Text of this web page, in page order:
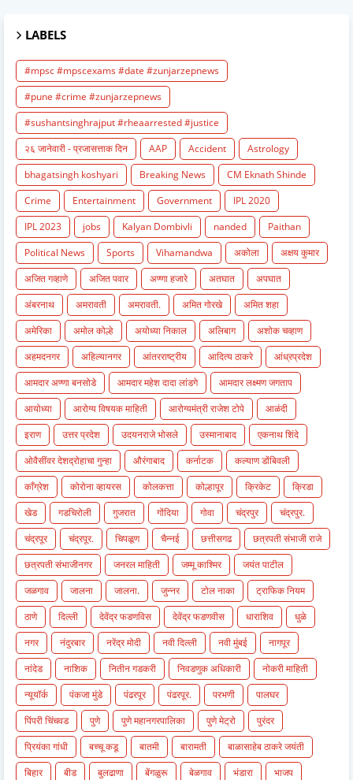
LABELS
#mpsc #mpscexams #date #zunjarzepnews
#pune #crime #zunjarzepnews
#sushantsinghrajput #rheaarrested #justice
२६ जानेवारी - प्रजासत्ताक दिन
AAP Accident
Astrology
bhagatsingh koshyari
Breaking News
CM Eknath Shinde
Crime
Entertainment Government
IPL 2020
IPL 2023
jobs Kalyan Dombivli nanded
Paithan
Political News
Sports Vihamandwa अकोला
अक्षय कुमार
अजित गव्हाणे
अजित पवार अण्णा हजारे अतघात
अपघात
अंबरनाथ
अमरावती अमरावती. अमित गोरखे
अमित शहा
अमेरिका
अमोल कोल्हे अयोध्या निकाल अलिबाग
अशोक चव्हाण
अहमदनगर
अहिल्यानगर आंतरराष्ट्रीय आदित्य ठाकरे
आंध्रप्रदेश
आमदार अण्णा बनसोडे
आमदार महेश दादा लांडगे
आमदार लक्ष्मण जगताप
आयोध्या
आरोग्य विषयक माहिती आरोग्यमंत्री राजेश टोपे
आळंदी
इराण
उत्तर प्रदेश उदयनराजे भोसले उस्मानाबाद
एकनाथ शिंदे
ओवैसींवर देशद्रोहाचा गुन्हा
औरंगाबाद कर्नाटक
कल्याण डोंबिवली
काँग्रेश
कोरोना व्हायरस कोलकत्ता कोल्हापूर क्रिकेट
क्रिडा
खेड
गडचिरोली गुजरात गोंदिया गोवा चंद्रपुर
चंद्रपुर.
चंद्रपूर
चंद्रपूर. चिपळूण चैन्नई छत्तीसगढ
छत्रपती संभाजी राजे
छत्रपती संभाजीनगर
जनरल माहिती जम्मू काश्मिर
जयंत पाटील
जळगाव
जालना जालना. जुन्नर टोल नाका
ट्राफिक नियम
ठाणे
दिल्ली देवेंद्र फडणविस देवेंद्र फडणवीस धाराशिव
धुळे
नगर
नंदुरबार नरेंद्र मोदी नवी दिल्ली नवी मुंबई
नागपूर
नांदेड
नाशिक नितीन गडकरी निवडणुक अधिकारी
नोकरी माहिती
न्यूयॉर्क
पंकजा मुंडे पंढरपूर पंढरपूर. परभणी
पालघर
पिंपरी चिंचवड
पुणे पुणे महानगरपालिका पुणे मेट्रो
पुरंदर
प्रियंका गांधी
बच्चू कडू बातमी बारामती
बाळासाहेब ठाकरे जयंती
बिहार
बीड बुलढाणा बेंगळुरू बेळगाव भंडारा भाजप